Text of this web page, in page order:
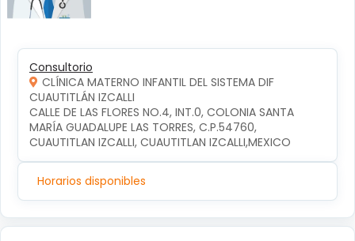
Consultorio
CLÍNICA MATERNO INFANTIL DEL SISTEMA DIF
CUAUTITLÁN IZCALLI
CALLE DE LAS FLORES NO.4, INT.0, COLONIA SANTA
MARÍA GUADALUPE LAS TORRES, C.P.54760,
CUAUTITLAN IZCALLI, CUAUTITLAN IZCALLI,MEXICO
Horarios disponibles